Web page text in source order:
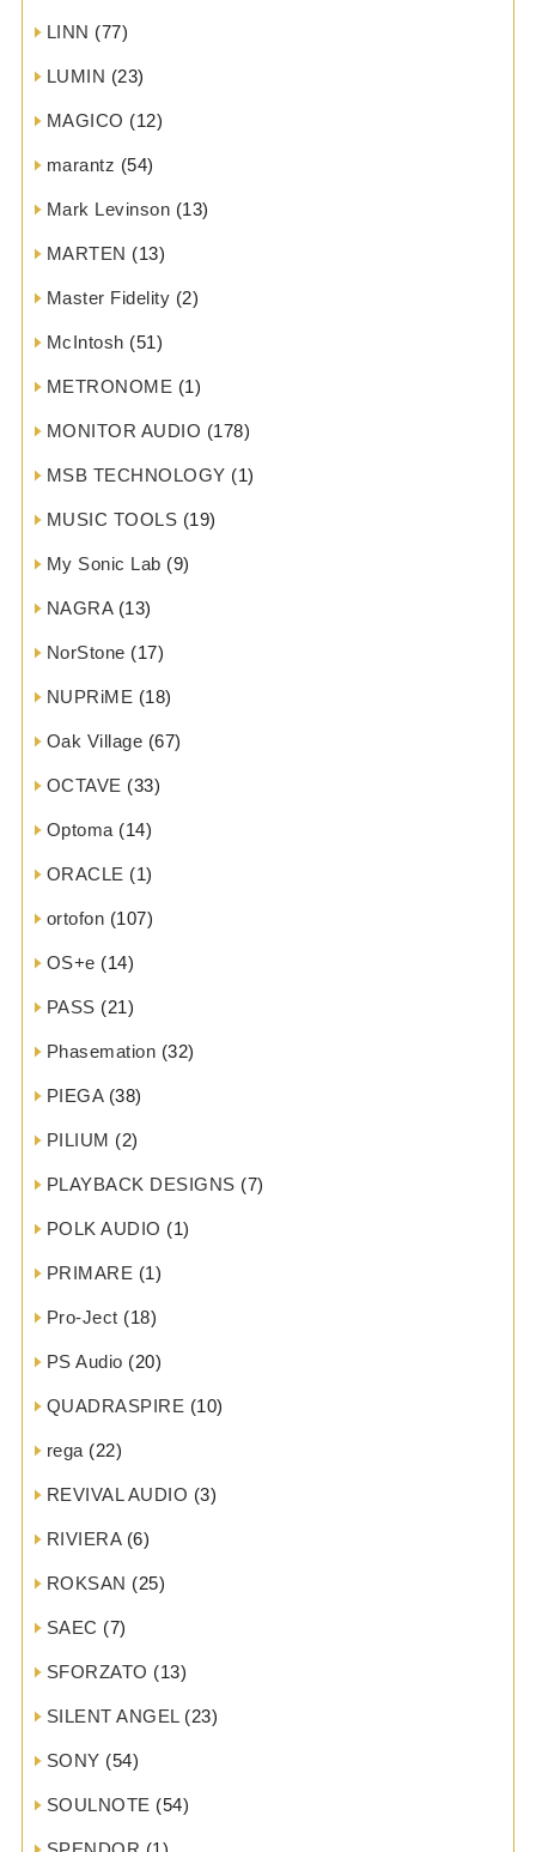
LINN (77)
LUMIN (23)
MAGICO (12)
marantz (54)
Mark Levinson (13)
MARTEN (13)
Master Fidelity (2)
McIntosh (51)
METRONOME (1)
MONITOR AUDIO (178)
MSB TECHNOLOGY (1)
MUSIC TOOLS (19)
My Sonic Lab (9)
NAGRA(13)
NorStone (17)
NUPRiME (18)
Oak Village (67)
OCTAVE (33)
Optoma (14)
ORACLE (1)
ortofon (107)
OS+e (14)
PASS (21)
Phasemation (32)
PIEGA(38)
PILIUM (2)
PLAYBACK DESIGNS (7)
POLK AUDIO (1)
PRIMARE (1)
Pro-Ject (18)
PS Audio (20)
QUADRASPIRE (10)
rega (22)
REVIVAL AUDIO (3)
RIVIERA(6)
ROKSAN (25)
SAEC (7)
SFORZATO (13)
SILENT ANGEL(23)
SONY (54)
SOULNOTE (54)